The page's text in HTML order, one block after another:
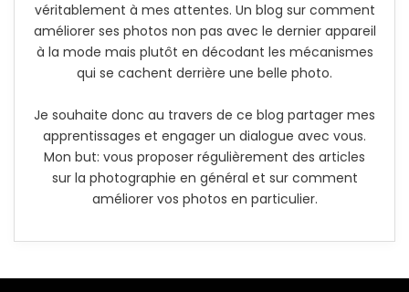
véritablement à mes attentes. Un blog sur comment
améliorer ses photos non pas avec le dernier appareil
à la mode mais plutôt en décodant les mécanismes
qui se cachent derrière une belle photo.
Je souhaite donc au travers de ce blog partager mes
apprentissages et engager un dialogue avec vous.
Mon but: vous proposer régulièrement des articles
sur la photographie en général et sur comment
améliorer vos photos en particulier.